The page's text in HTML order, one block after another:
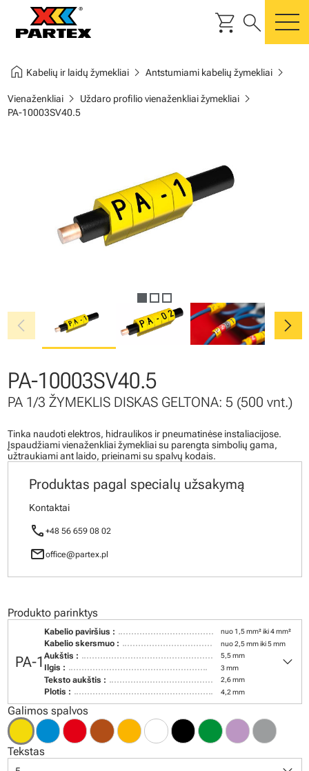
shopping_cart search
home Kabelių ir laidų žymekliaichevron_right Antstumiami kabelių žymekliaichevron_right
Vienaženkliaichevron_right Uždaro profilio vienaženkliai žymekliaichevron_right
PA-10003SV40.5
chevron_left chevron_right
PA-10003SV40.5
PA 1/3 ŽYMEKLIS DISKAS GELTONA: 5 (500 vnt.)
Tinka naudoti elektros, hidraulikos ir pneumatinėse instaliacijose.
Įspaudžiami vienaženkliai žymekliai su parengta simbolių gama,
užtraukiami ant laido, prieinami su spalvų kodais.
Produktas pagal specialų užsakymą
Kontaktai
call +48 56 659 08 02
mailoffice@partex.pl
Produkto parinktys
PA-1
Kabelio paviršius : nuo 1,5 mm² iki 4 mm²
Kabelio skersmuo : nuo 2,5 mm iki 5 mm
Aukštis : 5,5 mm
Ilgis : 3 mm
Teksto aukštis : 2,6 mm
Plotis : 4,2 mm
keyboard_arrow_down
Galimos spalvos
Tekstas